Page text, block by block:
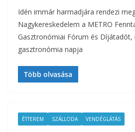
Idén immár harmadjára rendezi
Nagykereskedelem a METRO
Gasztronómiai Fórum és
gasztronómia napja
Több olvasása
ÉTTEREM SZÁLLODA VENDÉGLÁTÁS